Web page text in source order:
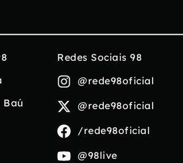
Baú
Redes Sociais 98
@rede98oficial
@rede98oficial
/rede98oficial
@98live